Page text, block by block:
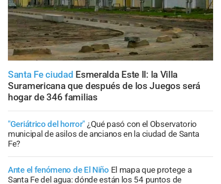
Santa Fe ciudad Esmeralda Este II: la Villa
Suramericana que después de los Juegos será
hogar de 346 familias
"Geriátrico del horror" ¿Qué pasó con el Observatorio
municipal de asilos de ancianos en la ciudad de Santa
Fe?
Ante el fenómeno de El Niño El mapa que protege a
Santa Fe del agua: dónde están los 54 puntos de